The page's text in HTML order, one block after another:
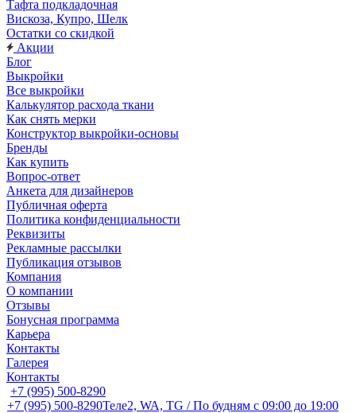
Тафта подкладочная
Вискоза, Купро, Шелк
Остатки со скидкой
Акции
Блог
Выкройки
Все выкройки
Калькулятор расхода ткани
Как снять мерки
Конструктор выкройки-основы
Бренды
Как купить
Вопрос-ответ
Анкета для дизайнеров
Публичная оферта
Политика конфиденциальности
Реквизиты
Рекламные рассылки
Публикация отзывов
Компания
О компании
Отзывы
Бонусная программа
Карьера
Контакты
Галерея
Контакты
+7 (995) 500-8290
+7 (995) 500-8290Теле2, WA, TG / По будням c 09:00 до 19:00